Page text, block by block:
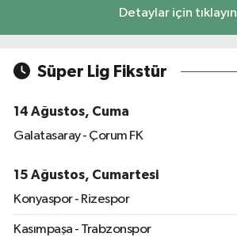
Detaylar için tıklayın
Süper Lig Fikstür
14 Ağustos, Cuma
Galatasaray - Çorum FK
15 Ağustos, Cumartesi
Konyaspor - Rizespor
Kasımpaşa - Trabzonspor